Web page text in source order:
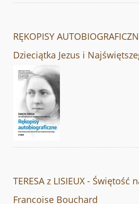
RĘKOPISY
Dzieciątka Jezus i
TERESA z LISIEUX -
Francoise Bouchard